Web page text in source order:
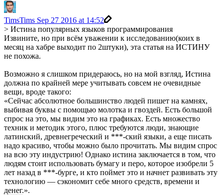
TimsTims Sep 27 2016 at 14:52
> Истина популярных языков программирования
Извините, но при всём уважении к исследованию(коих в
месяц на хабре выходит по 2штуки), эта статья на ИСТИНУ
не похожа.
Возможно я слишком придераюсь, но на мой взгляд, Истина
должна по крайней мере учитывать совсем не очевидные
вещи, вроде такого:
«Сейчас абсолютное большинство людей пишет на камнях,
выбивая буквы с помощью молотка и гвоздей. Есть большой
спрос на это, мы видим это на графиках. Есть множество
техник и методик этого, плюс требуются люди, знающие
латинский, древнегреческий и ***-ский языки, а еще писать
надо красиво, чтобы можно было прочитать. Мы видим спрос
на всю эту индустрию! Однако истина заключается в том, что
людям стоит использовать бумагу и перо, которое изобрели 5
лет назад в ***-бурге, и кто поймет это и начнет развивать эту
технологию — сэкономит себе много средств, времени и
денег.».